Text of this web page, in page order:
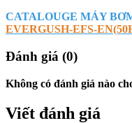
CATALOUGE MÁY
EVERGUSH-EFS-
Đánh giá (0)
Không có đánh giá nào
Viết đánh giá